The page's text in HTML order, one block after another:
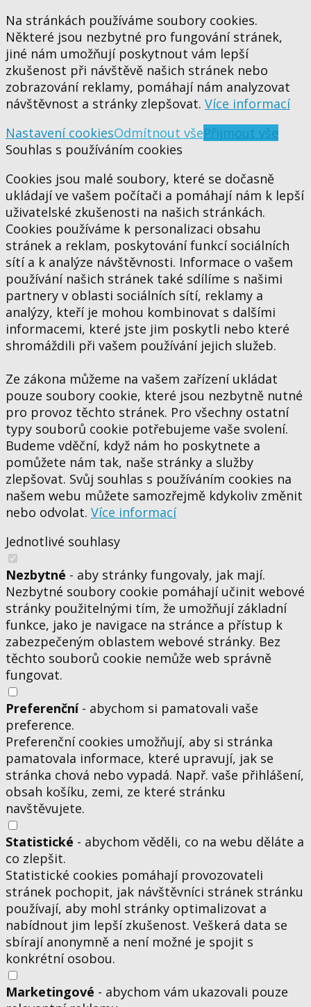
Na stránkách používáme soubory cookies.
Některé jsou nezbytné pro fungování stránek,
jiné nám umožňují poskytnout vám lepší
zkušenost při návštěvě našich stránek nebo
zobrazování reklamy, pomáhají nám analyzovat
návštěvnost a stránky zlepšovat. Více informací
Nastavení cookiesOdmítnout všePřijmout vše
Souhlas s používáním cookies
Cookies jsou malé soubory, které se dočasně
ukládají ve vašem počítači a pomáhají nám k lepší
uživatelské zkušenosti na našich stránkách.
Cookies používáme k personalizaci obsahu
stránek a reklam, poskytování funkcí sociálních
sítí a k analýze návštěvnosti. Informace o vašem
používání našich stránek také sdílíme s našimi
partnery v oblasti sociálních sítí, reklamy a
analýzy, kteří je mohou kombinovat s dalšími
informacemi, které jste jim poskytli nebo které
shromáždili při vašem používání jejich služeb.
Ze zákona můžeme na vašem zařízení ukládat
pouze soubory cookie, které jsou nezbytně nutné
pro provoz těchto stránek. Pro všechny ostatní
typy souborů cookie potřebujeme vaše svolení.
Budeme vděční, když nám ho poskytnete a
pomůžete nám tak, naše stránky a služby
zlepšovat. Svůj souhlas s používáním cookies na
našem webu můžete samozřejmě kdykoliv změnit
nebo odvolat. Více informací
Jednotlivé souhlasy
Nezbytné - aby stránky fungovaly, jak mají.
Nezbytné soubory cookie pomáhají učinit webové
stránky použitelnými tím, že umožňují základní
funkce, jako je navigace na stránce a přístup k
zabezpečeným oblastem webové stránky. Bez
těchto souborů cookie nemůže web správně
fungovat.
Preferenční- abychom si pamatovali vaše
preference.
Preferenční cookies umožňují, aby si stránka
pamatovala informace, které upravují, jak se
stránka chová nebo vypadá. Např. vaše přihlášení,
obsah košíku, zemi, ze které stránku
navštěvujete.
Statistické - abychom věděli, co na webu děláte a
co zlepšit.
Statistické cookies pomáhají provozovateli
stránek pochopit, jak návštěvníci stránek stránku
používají, aby mohl stránky optimalizovat a
nabídnout jim lepší zkušenost. Veškerá data se
sbírají anonymně a není možné je spojit s
konkrétní osobou.
Marketingové - abychom vám ukazovali pouze